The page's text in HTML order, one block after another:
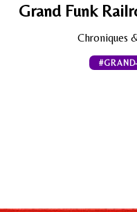
Grand Funk
Chroniques